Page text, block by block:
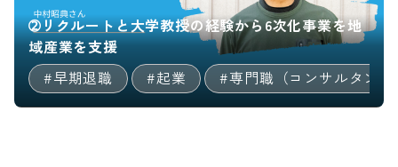
➁リクルートと大学教授の経験から6次化事業を地
域産業を支援
#早期退職
#起業 #専門職（コンサルタント